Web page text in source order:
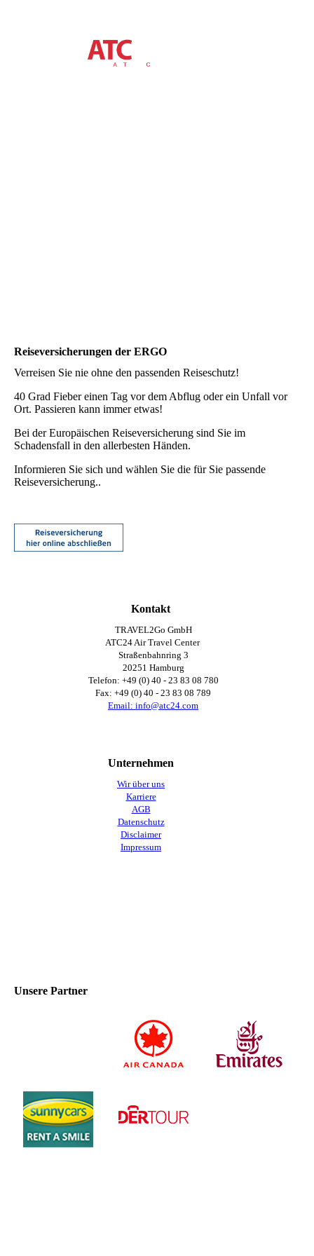
Reiseversicherungen der ERGO
Verreisen Sie nie ohne den passenden Reiseschutz!
40 Grad Fieber einen Tag vor dem Abflug oder ein Unfall vor
Ort. Passieren kann immer etwas!
Bei der Europäischen Reiseversicherung sind Sie im
Schadensfall in den allerbesten Händen.
Informieren Sie sich und wählen Sie die für Sie passende
Reiseversicherung..
Kontakt
TRAVEL2Go GmbH
ATC24 Air Travel Center
Straßenbahnring 3
20251 Hamburg
Telefon: +49 (0) 40 - 23 83 08 780
Fax: +49 (0) 40 - 23 83 08 789
Email: info@atc24.com
Unternehmen
Wir über uns
Karriere
AGB
Datenschutz
Disclaimer
Impressum
Unsere Partner